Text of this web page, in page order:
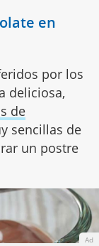
en
por los
deliciosa,
de
sencillas de
un postre
Ad